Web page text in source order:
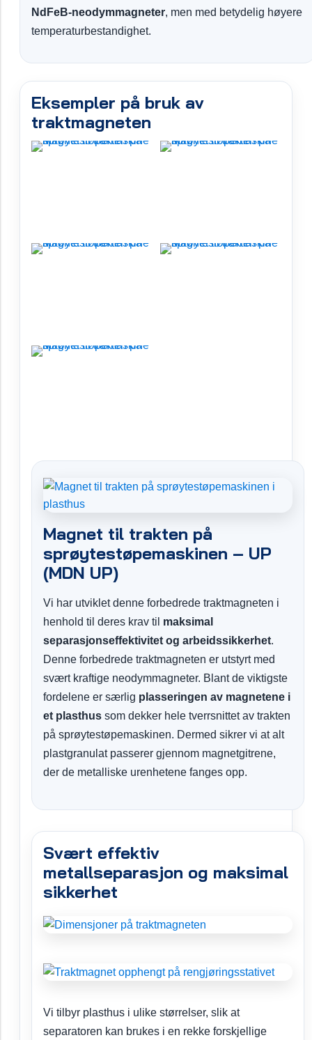
NdFeB-neodymmagneter, men med betydelig høyere
temperaturbestandighet.
Eksempler på bruk av
traktmagneten
Magnet til trakten på
sprøytestøpemaskinen – UP
(MDN UP)
Vi har utviklet denne forbedrede traktmagneten i
henhold til deres krav til maksimal
separasjonseffektivitet og arbeidssikkerhet.
Denne forbedrede traktmagneten er utstyrt med
svært kraftige neodymmagneter. Blant de viktigste
fordelene er særlig plasseringen av magnetene i
et plasthus som dekker hele tverrsnittet av trakten
på sprøytestøpemaskinen. Dermed sikrer vi at alt
plastgranulat passerer gjennom magnetgitrene,
der de metalliske urenhetene fanges opp.
Svært effektiv
metallseparasjon og maksimal
sikkerhet
Vi tilbyr plasthus i ulike størrelser, slik at
separatoren kan brukes i en rekke forskjellige